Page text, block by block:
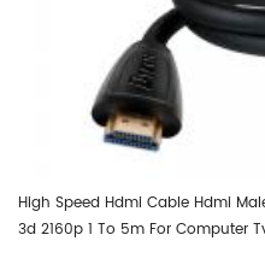
High Speed Hdmi Cable Hdmi
3d 2160p 1 To 5m For Computer